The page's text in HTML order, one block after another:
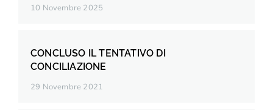
10 Novembre 2025
CONCLUSO IL TENTATIVO DI
CONCILIAZIONE
29 Novembre 2021